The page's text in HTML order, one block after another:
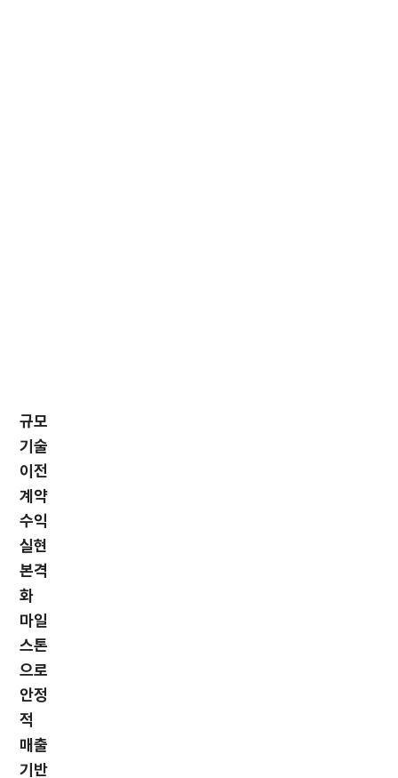
규모
기술
이전
계약
수익
실현
본격
화
마일
스톤
으로
안정
적
매출
기반